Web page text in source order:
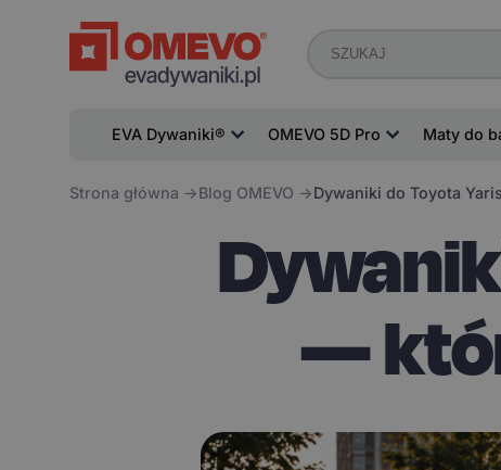
EVA Dywaniki® OMEVO 5D Pro Maty do
Strona główna Blog OMEVO Dywaniki do Toyota
—